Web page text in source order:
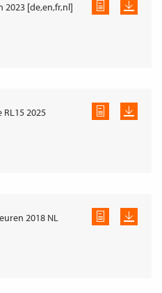
2023 [de,en,fr,nl]
2025
2018 NL